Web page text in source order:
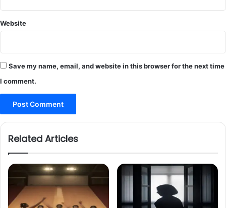
Website
Save my name, email, and website in this browser for the next time
I comment.
Related Articles